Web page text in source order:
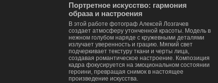
Портретное искусство: гармония
образа и настроения
В этой работе фотограф Алексей Лозгачев
создает атмосферу утонченной красоты. Модель в
нежном голубом наряде с кружевными деталями
излучает уверенность и грацию. Мягкий свет
подчеркивает текстуру ткани и черты лица,
создавая романтическое настроение. Композиция
кадра фокусируется на эмоциональном состоянии
героини, превращая снимок в настоящее
произведение искусства.